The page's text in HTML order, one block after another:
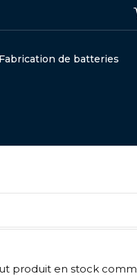
Fabrication de batteries
produit en stock